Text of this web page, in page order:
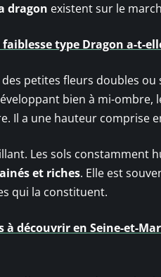
dragon existent sur le
type Dragon a-t-
petites fleurs doubles
bien à mi-ombre,
Il a une hauteur comprise
Les sols constamment
et riches. Elle est
qui la constituent.
à découvrir en Seine-et-